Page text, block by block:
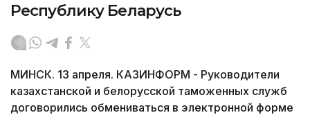
Республику Беларусь
МИНСК. 13 апреля. КАЗИНФОРМ - Руководители
казахстанской и белорусской таможенных служб
договорились обмениваться в электронной форме